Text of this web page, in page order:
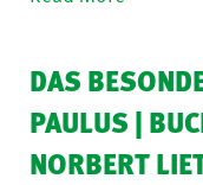
DAS
PAULUS |
NORBERT